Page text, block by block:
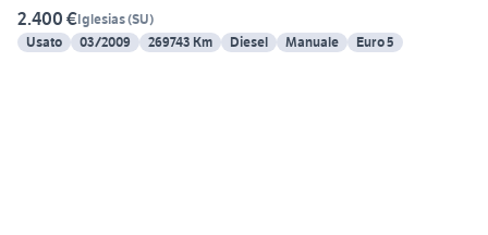
2.400 €Iglesias(SU)
Usato
03/2009 269743 Km Diesel Manuale Euro 5